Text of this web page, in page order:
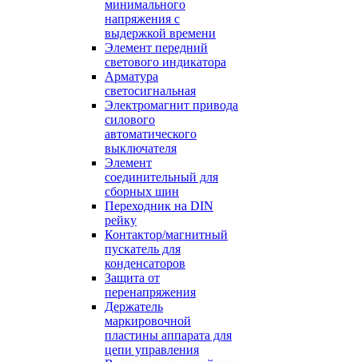
минимального
напряжения с
выдержкой времени
Элемент передний
светового индикатора
Арматура
светосигнальная
Электромагнит привода
силового
автоматического
выключателя
Элемент
соединительный для
сборных шин
Переходник на DIN
рейку
Контактор/магнитный
пускатель для
конденсаторов
Защита от
перенапряжения
Держатель
маркировочной
пластины аппарата для
цепи управления